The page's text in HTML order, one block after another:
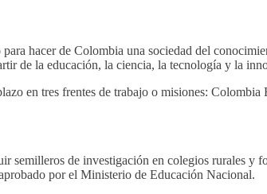
hacer de Colombia una sociedad del
de la educación, la ciencia, la tecnología y la
en tres frentes de trabajo o misiones:
semilleros de investigación en colegios rurales y
por el Ministerio de Educación Nacional.